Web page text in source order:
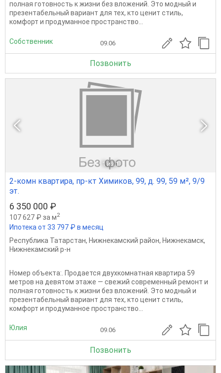
полная готовность к жизни без вложений. Это модный и
презентабельный вариант для тех, кто ценит стиль,
комфорт и продуманное пространство...
Собственник 09.06
Позвонить
1 из 1
2-комн квартира, пр-кт Химиков, 99, д. 99, 59 м², 9/9
эт.
6 350 000 ₽
107 627 ₽ за м2
Ипотека от 33 797 ₽ в месяц
Республика Татарстан, Нижнекамский район, Нижнекамск,
Нижнекамский р-н
Номер объекта:. Продается двухкомнатная квартира 59
метров на девятом этаже — свежий современный ремонт и
полная готовность к жизни без вложений. Это модный и
презентабельный вариант для тех, кто ценит стиль,
комфорт и продуманное пространство...
Юлия 09.06
Позвонить